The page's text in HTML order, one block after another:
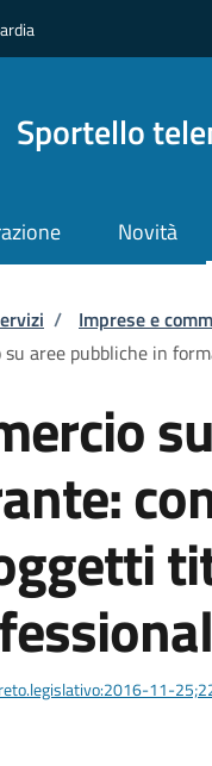
Sportello
Novità
di
/ Imprese e
su aree pubbliche in
11-